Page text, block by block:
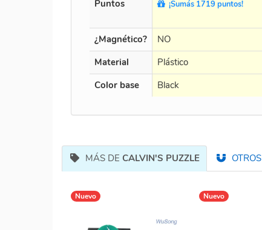
Puntos ¡Sumás 1719 puntos!
¿Magnético? NO
Material
Plástico
Color base
Black
MÁS DE CALVIN'S PUZZLE
Nuevo Nuevo